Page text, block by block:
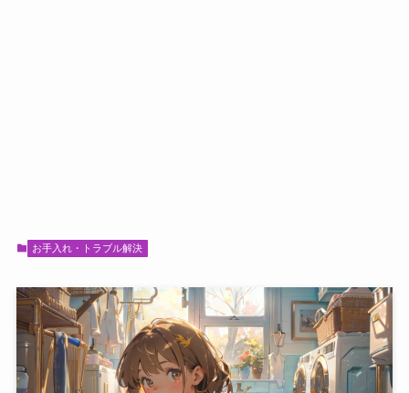
お手入れ・トラブル解決